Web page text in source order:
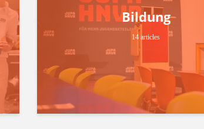
Bildung
14 articles